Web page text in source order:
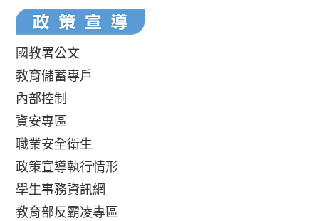
國教署公文
教育儲蓄專戶
內部控制
資安專區
職業安全衛生
政策宣導執行情形
學生事務資訊網
教育部反霸凌專區